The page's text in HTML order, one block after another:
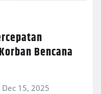
Bencana
Dec 15, 2025